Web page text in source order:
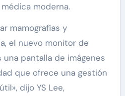
moderna.
mamografías y
el nuevo monitor de
pantalla de imágenes
que ofrece una gestión
dijo YS Lee,